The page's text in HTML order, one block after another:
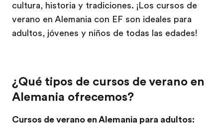
cultura, historia y tradiciones. ¡Los cursos de
verano en Alemania con EF son ideales para
adultos, jóvenes y niños de todas las edades!
¿Qué tipos de cursos de verano en
Alemania ofrecemos?
Cursos de verano en Alemania para adultos: